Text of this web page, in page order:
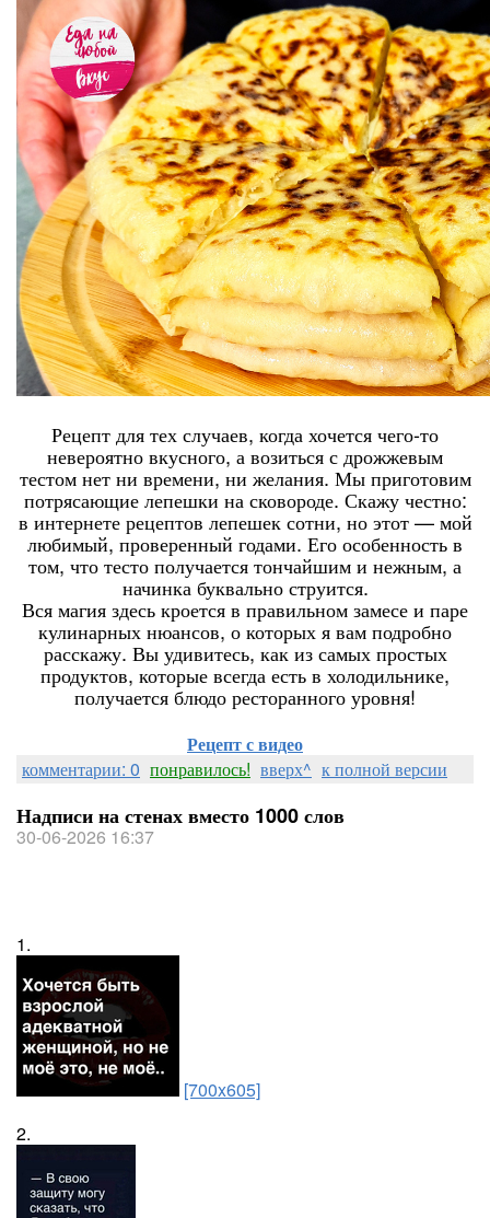
Рецепт для тех случаев, когда хочется чего-то
невероятно вкусного, а возиться с дрожжевым
тестом нет ни времени, ни желания. Мы приготовим
потрясающие лепешки на сковороде. Скажу честно:
в интернете рецептов лепешек сотни, но этот — мой
любимый, проверенный годами. Его особенность в
том, что тесто получается тончайшим и нежным, а
начинка буквально струится.
Вся магия здесь кроется в правильном замесе и паре
кулинарных нюансов, о которых я вам подробно
расскажу. Вы удивитесь, как из самых простых
продуктов, которые всегда есть в холодильнике,
получается блюдо ресторанного уровня!
Рецепт с видео
комментарии: 0 понравилось! вверх^ к полной версии
Надписи на стенах вместо 1000 слов
30-06-2026 16:37
1.
[700x605]
2.